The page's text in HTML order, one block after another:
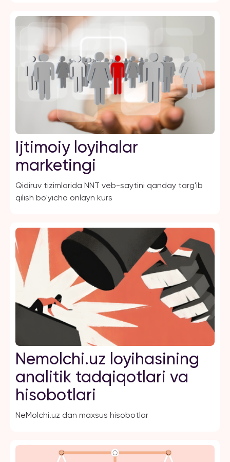
Ijtimoiy loyihalar
marketingi
Qidiruv tizimlarida NNT veb-saytini qanday targ'ib
qilish bo'yicha onlayn kurs
Nemolchi.uz loyihasining
analitik tadqiqotlari va
hisobotlari
NeMolchi.uz dan maxsus hisobotlar